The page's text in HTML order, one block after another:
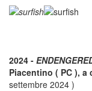
2024 -
Piacentino ( PC ),
settembre 2024 )